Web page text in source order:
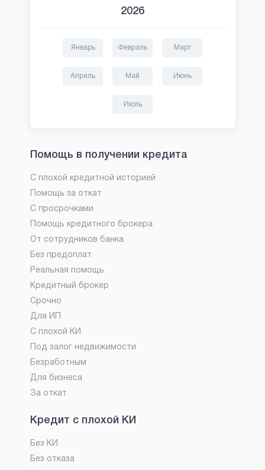
2026
Январь Февраль Март
Апрель Май Июнь
Июль
Помощь в получении кредита
С плохой кредитной историей
Помощь за откат
С просрочками
Помощь кредитного брокера
От сотрудников банка
Без предоплат
Реальная помощь
Кредитный брокер
Срочно
Для ИП
С плохой КИ
Под залог недвижимости
Безработным
Для бизнеса
За откат
Кредит с плохой КИ
Без КИ
Без отказа